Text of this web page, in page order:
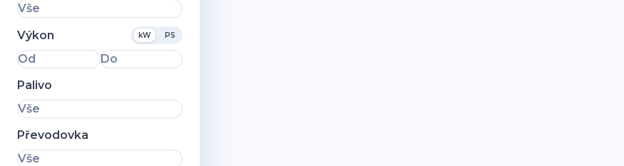
Vše
Výkon
kW PS
Od
Do
Palivo
Vše
Převodovka
Vše